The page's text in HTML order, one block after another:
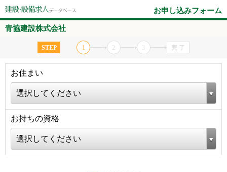
お申し込みフォーム
青協建設株式会社
STEP 1 2 完 了
お住まい
選択してください
お持ちの資格
選択してください